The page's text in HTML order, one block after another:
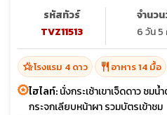
รหัสทัวร์
TVZ11513
จำนว
6 วัน 5
hotel_classโรงแรม 4 ดาว restaurant อาหาร 14 มื้อ
ไฮไลท์:นั่งกระเช้าเขาเจ็ดดาว ชม
กระจกเลียบหน้าผา รวมบัตรเข้าชม